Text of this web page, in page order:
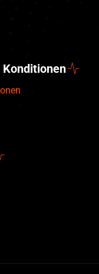
Konditionen